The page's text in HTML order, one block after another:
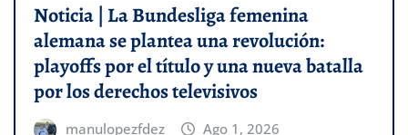
Noticia | La Bundesliga femenina
alemana se plantea una revolución:
playoffs por el título y una nueva batalla
por los derechos televisivos
manulopezfdez Ago 1, 2026